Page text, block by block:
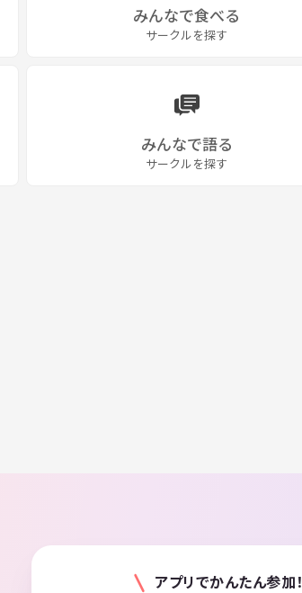
みんなで食べる
サークルを探す
みんなで語る
サークルを探す
アプリでかんたん参加！